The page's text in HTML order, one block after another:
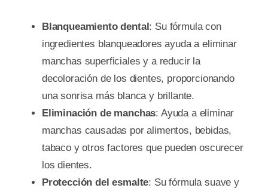
Blanqueamiento dental: Su fórmula con
ingredientes blanqueadores ayuda a eliminar
manchas superficiales y a reducir la
decoloración de los dientes, proporcionando
una sonrisa más blanca y brillante.
Eliminación de manchas: Ayuda a eliminar
manchas causadas por alimentos, bebidas,
tabaco y otros factores que pueden oscurecer
los dientes.
Protección del esmalte: Su fórmula suave y